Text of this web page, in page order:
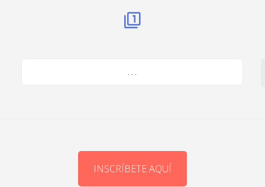
. . .
INSCRÍBETE AQUÍ